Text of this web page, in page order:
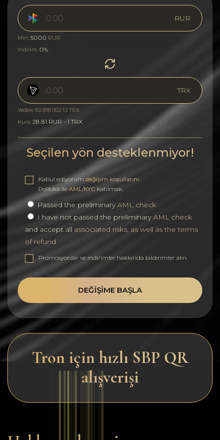
RUR
Min: 5000 RUR
İndirim: 0%
TRX
Yedek: 60 818 002.13 TRX
Kurs: 28.81 RUR - 1 TRX
Seçilen yön desteklenmiyor!
Kabul ediyorumdeğişim koşullarını
Politika ileAML/KYC katılmak.
Passed the preliminaryAML check
I have not passed the preliminaryAML check
and accept all associated risks, as well as the terms
of refund
Promosyonlar ve indirimler hakkında bildirimler alın
DEĞIŞIME BAŞLA
Tron için hızlı SBP QR
alışverişi